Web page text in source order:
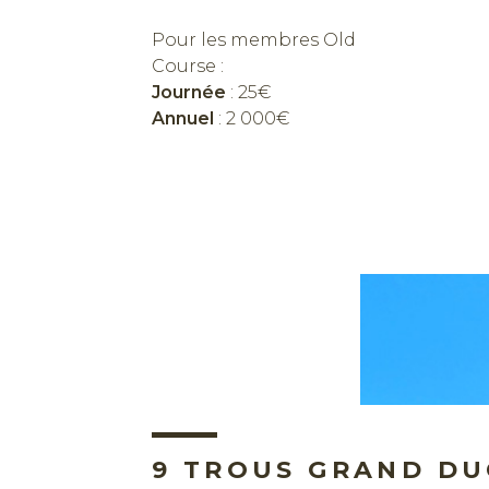
Pour les membres Old
Course :
Journée : 25€
Annuel : 2 000€
9 TROUS GRAND